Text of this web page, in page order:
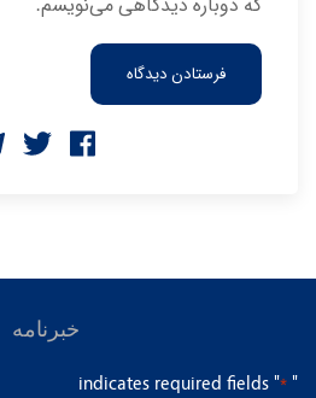
که دوباره دیدگاهی می‌نویسم.
خبرنامه
"
*
" indicates required fields